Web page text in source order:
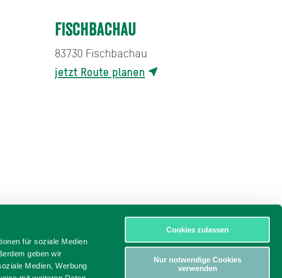
für soziale Medien
geben wir
Medien, Werbung
Cookies zulassen
Nur notwendige Cookies
verwenden
Fischbachau
83730 Fischbachau
jetzt Route planen